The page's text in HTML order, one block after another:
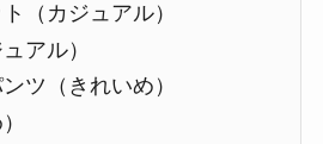
（カジュアル）
アル）
ツ（きれいめ）